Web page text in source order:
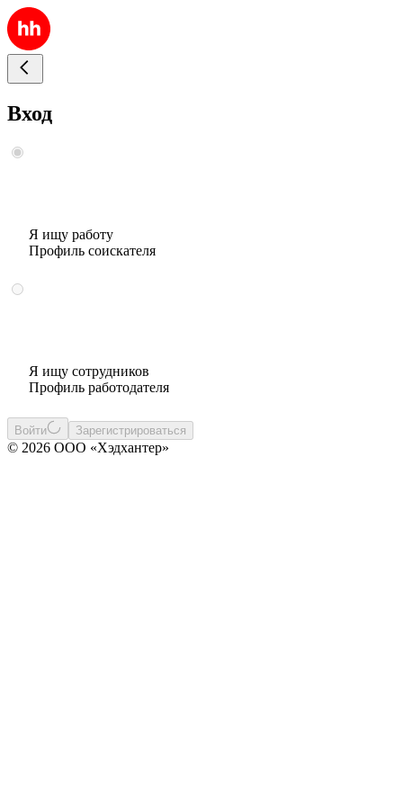
Вход
Я ищу работу
Профиль соискателя
Я ищу сотрудников
Профиль работодателя
Войти Зарегистрироваться
© 2026 ООО «Хэдхантер»